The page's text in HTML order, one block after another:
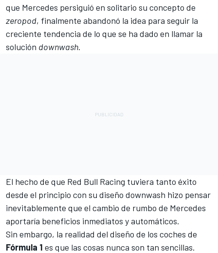
que Mercedes persiguió en solitario su concepto de
zeropod, finalmente abandonó la idea para seguir la
creciente tendencia de lo que se ha dado en llamar la
solución downwash.
El hecho de que Red Bull Racing tuviera tanto éxito
desde el principio con su diseño downwash hizo pensar
inevitablemente que el cambio de rumbo de Mercedes
aportaría beneficios inmediatos y automáticos.
Sin embargo, la realidad del diseño de los coches de
Fórmula 1 es que las cosas nunca son tan sencillas.